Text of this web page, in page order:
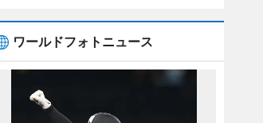
ワールドフォトニュース